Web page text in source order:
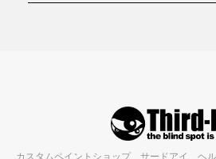
カスタムペイントショップ サードアイ ヘ